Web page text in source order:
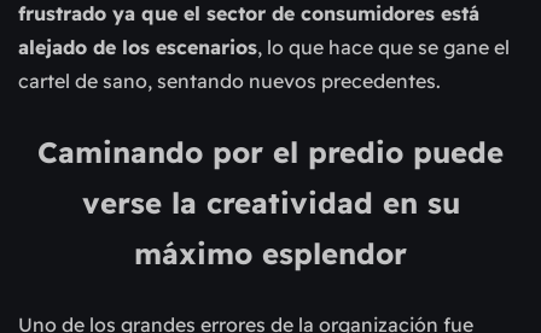
frustrado ya que el sector de consumidores está
alejado de los escenarios, lo que hace que se gane el
cartel de sano, sentando nuevos precedentes.
Caminando por el predio puede
verse la creatividad en su
máximo esplendor
Uno de los grandes errores de la organización fue